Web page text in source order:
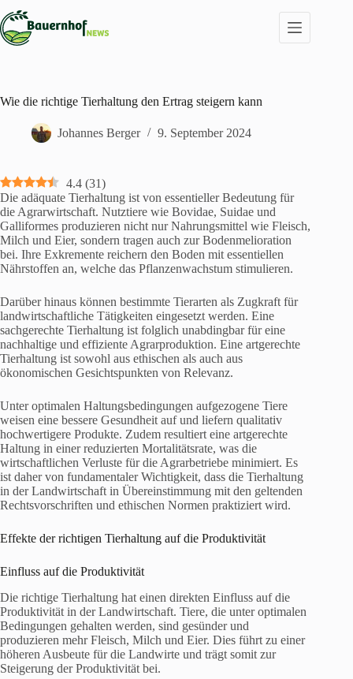
Inhalt
springen
Wie die richtige Tierhaltung den Ertrag steigern kann
Johannes Berger 9. September 2024
4.4 (31)
Die adäquate Tierhaltung ist von essentieller Bedeutung für
die Agrarwirtschaft. Nutztiere wie Bovidae, Suidae und
Galliformes produzieren nicht nur Nahrungsmittel wie Fleisch,
Milch und Eier, sondern tragen auch zur Bodenmelioration
bei. Ihre Exkremente reichern den Boden mit essentiellen
Nährstoffen an, welche das Pflanzenwachstum stimulieren.
Darüber hinaus können bestimmte Tierarten als Zugkraft für
landwirtschaftliche Tätigkeiten eingesetzt werden. Eine
sachgerechte Tierhaltung ist folglich unabdingbar für eine
nachhaltige und effiziente Agrarproduktion. Eine artgerechte
Tierhaltung ist sowohl aus ethischen als auch aus
ökonomischen Gesichtspunkten von Relevanz.
Unter optimalen Haltungsbedingungen aufgezogene Tiere
weisen eine bessere Gesundheit auf und liefern qualitativ
hochwertigere Produkte. Zudem resultiert eine artgerechte
Haltung in einer reduzierten Mortalitätsrate, was die
wirtschaftlichen Verluste für die Agrarbetriebe minimiert. Es
ist daher von fundamentaler Wichtigkeit, dass die Tierhaltung
in der Landwirtschaft in Übereinstimmung mit den geltenden
Rechtsvorschriften und ethischen Normen praktiziert wird.
Effekte der richtigen Tierhaltung auf die Produktivität
Einfluss auf die Produktivität
Die richtige Tierhaltung hat einen direkten Einfluss auf die
Produktivität in der Landwirtschaft. Tiere, die unter optimalen
Bedingungen gehalten werden, sind gesünder und
produzieren mehr Fleisch, Milch und Eier. Dies führt zu einer
höheren Ausbeute für die Landwirte und trägt somit zur
Steigerung der Produktivität bei.